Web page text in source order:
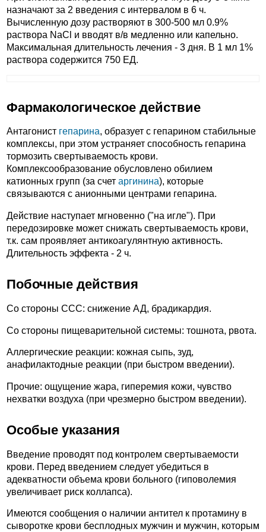
назначают за 2 введения с интервалом в 6 ч.
Вычисленную дозу растворяют в 300-500 мл 0.9%
раствора NaCl и вводят в/в медленно или капельно.
Максимальная длительность лечения - 3 дня. В 1 мл 1%
раствора содержится 750 ЕД.
Фармакологическое действие
Антагонист гепарина, образует с гепарином стабильные
комплексы, при этом устраняет способность гепарина
тормозить свертываемость крови.
Комплексообразование обусловлено обилием
катионных групп (за счет аргинина), которые
связываются с анионными центрами гепарина.
Действие наступает мгновенно ("на игле"). При
передозировке может снижать свертываемость крови,
т.к. сам проявляет антикоагулянтную активность.
Длительность эффекта - 2 ч.
Побочные действия
Со стороны ССС: снижение АД, брадикардия.
Со стороны пищеварительной системы: тошнота, рвота.
Аллергические реакции: кожная сыпь, зуд,
анафилактодные реакции (при быстром введении).
Прочие: ощущение жара, гиперемия кожи, чувство
нехватки воздуха (при чрезмерно быстром введении).
Особые указания
Введение проводят под контролем свертываемости
крови. Перед введением следует убедиться в
адекватности объема крови больного (гиповолемия
увеличивает риск коллапса).
Имеются сообщения о наличии антител к протамину в
сыворотке крови бесплодных мужчин и мужчин, которым